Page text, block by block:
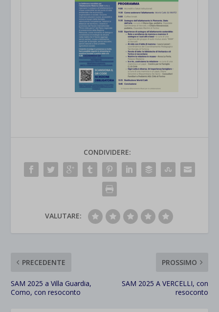
CONDIVIDERE:
VALUTARE:
PRECEDENTE
SAM 2025 a Villa Guardia,
Como, con resoconto
PROSSIMO
SAM 2025 A VERCELLI, con
resoconto